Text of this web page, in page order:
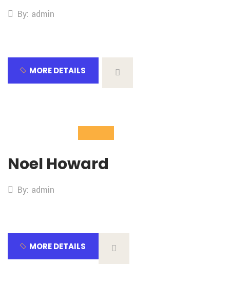
By: admin
MORE DETAILS
02
Nov
Noel Howard
By: admin
MORE DETAILS